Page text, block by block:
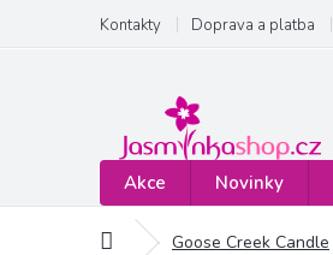
obsah
Kontakty Doprava a platba
Akce Novinky
Domů Goose Creek Candle